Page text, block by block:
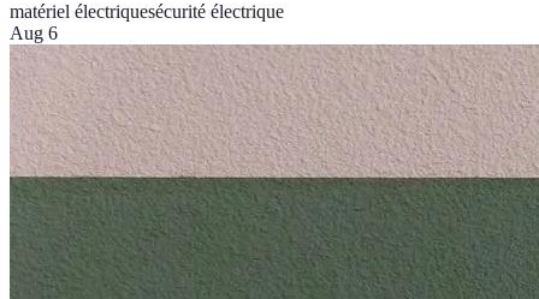
matériel électriquesécurité électrique
Aug 6